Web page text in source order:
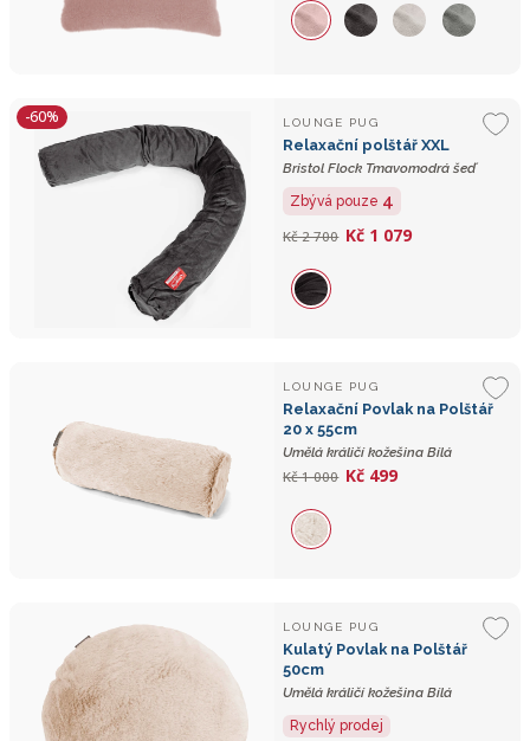
-60% LOUNGE PUG
Relaxační polštář XXL
Bristol Flock Tmavomodrá šeď
Zbývá pouze 4
Kč 2 700 Kč 1 079
LOUNGE PUG
Relaxační Povlak na Polštář
20 x 55cm
Umělá králičí kožešina Bílá
Kč 1 000 Kč 499
LOUNGE PUG
Kulatý Povlak na Polštář
50cm
Umělá králičí kožešina Bílá
Rychlý prodej